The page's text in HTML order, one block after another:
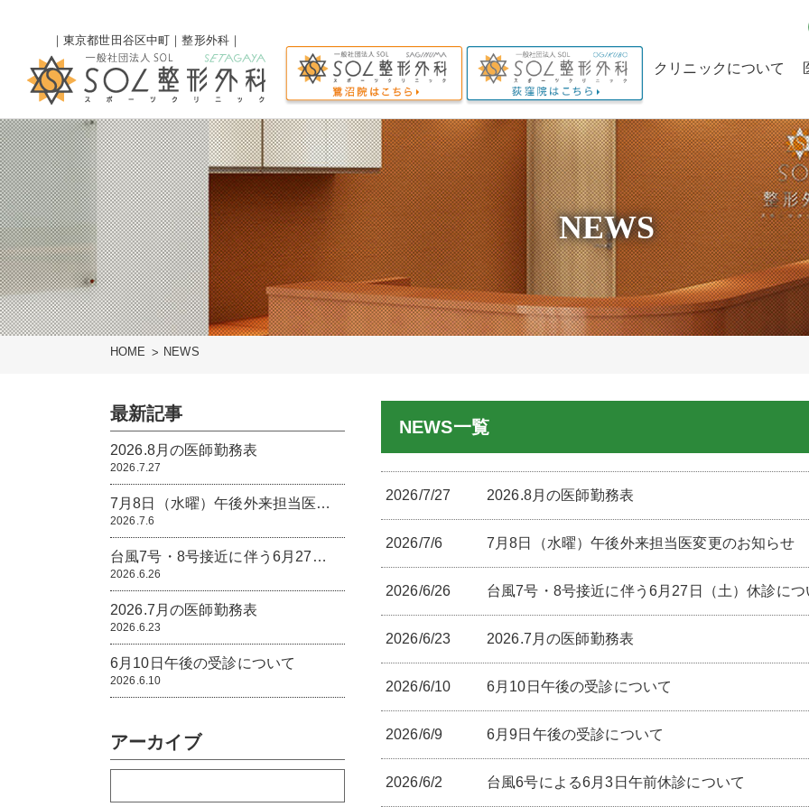
｜東京都世田谷区中町｜整形外科｜
クリニックについて
当院の特長
理事長からのメッセー
ジ
求人情報
NEWS
HOME NEWS
NEWS一覧
2026/7/27 2026.8月の医師勤務表
2026/7/6 7月8日（水曜）午後外来担当医変更のお知らせ
2026/6/26 台風7号・8号接近に伴う6月27日（土）休診につ
2026/6/23 2026.7月の医師勤務表
2026/6/10 6月10日午後の受診について
2026/6/9 6月9日午後の受診について
2026/6/2 台風6号による6月3日午前休診について
最新記事
2026.8月の医師勤務表
2026.7.27
7月8日（水曜）午後外来担当医…
2026.7.6
台風7号・8号接近に伴う6月27…
2026.6.26
2026.7月の医師勤務表
2026.6.23
6月10日午後の受診について
2026.6.10
アーカイブ